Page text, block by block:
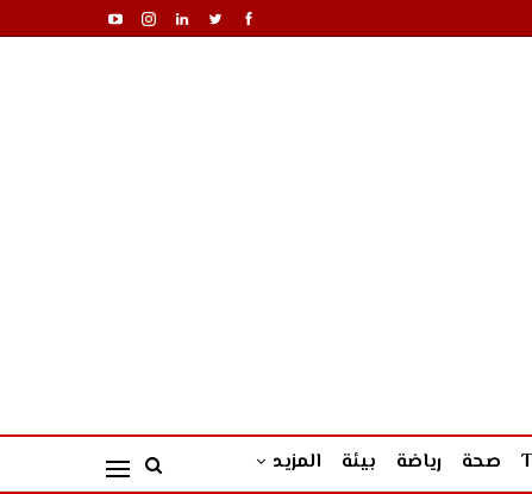
صحة رياضة بيئة المزيد